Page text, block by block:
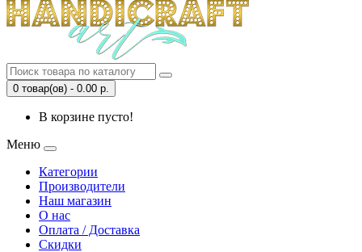
0 товар(ов) - 0.00 р.
В корзине пусто!
Меню
Категории
Производители
Наш магазин
О нас
Оплата / Доставка
Скидки